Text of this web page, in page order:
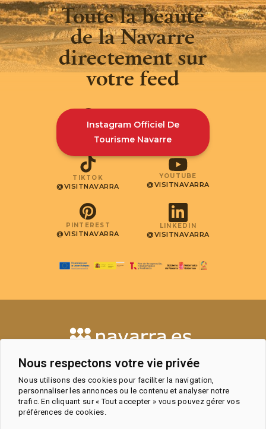
Toute la beauté
de la Navarre
directement sur
votre feed
Instagram Officiel De
Tourisme Navarre
FACEBOOK
@VISITNAVARRA
INSTAGRAM
@VISITNAVARRA
TIKTOK
@VISITNAVARRA
YOUTUBE
@VISITNAVARRA
PINTEREST
@VISITNAVARRA
LINKEDIN
@VISITNAVARRA
CONTACT
OBSERVATOIRE DU TOURISME ET
ESPACE PROFESSIONNEL
OFFICES DE TOURISME
Nous respectons votre vie privée
Nous utilisons des cookies pour faciliter la navigation,
personnaliser les annonces ou le contenu et analyser notre
trafic. En cliquant sur « Tout accepter » vous pouvez gérer vos
préférences de cookies.